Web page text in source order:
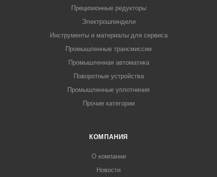
Прецизионные редукторы
Электрошпиндели
Инструменты и материалы для сервиса
Промышленные трансмиссии
Промышленная автоматика
Поворотные устройства
Промышленные уплотнения
Прочие категории
КОМПАНИЯ
О компании
Новости